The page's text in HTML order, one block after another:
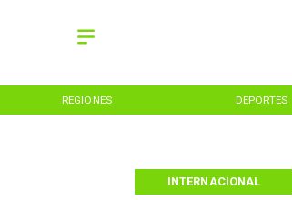
REGIONES DEPORTES
INTERNACIONAL